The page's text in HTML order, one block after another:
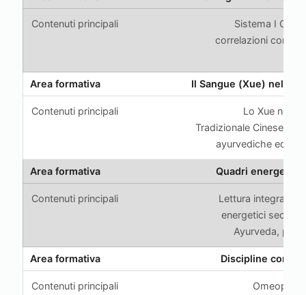
Sistema I
correlazioni con
Il Sangue (Xue) nella
Lo Xue nella
Tradizionale Cinese,
ayurvediche ed
Quadri energetici
Lettura integrata
energetici
Ayurveda, per
Discipline